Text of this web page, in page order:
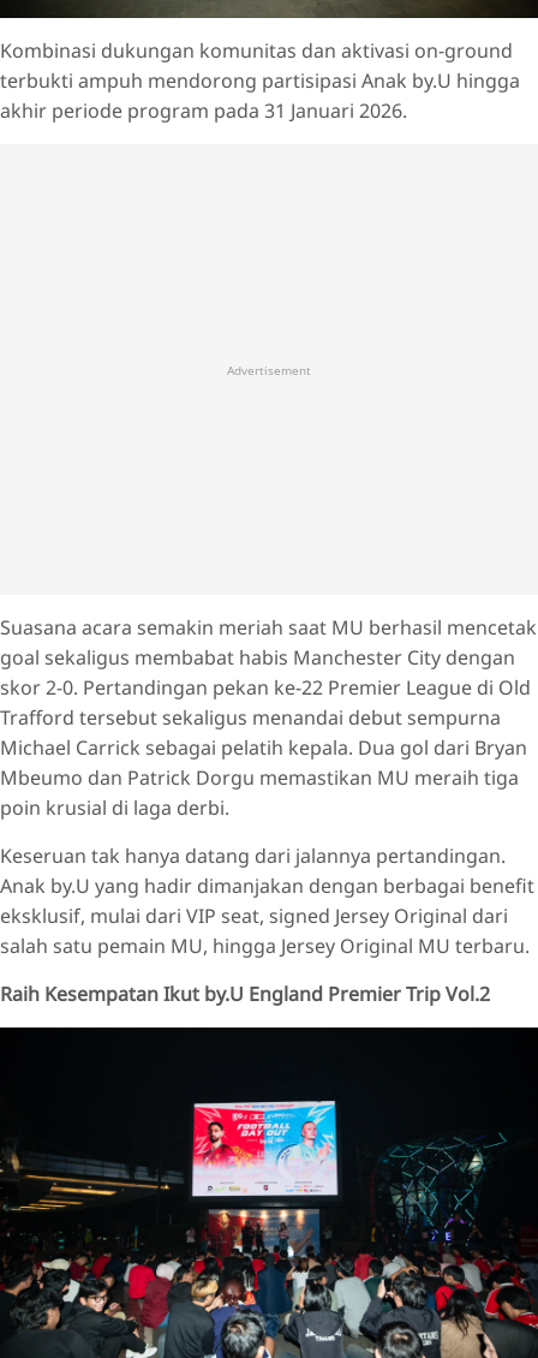
Kombinasi dukungan komunitas dan aktivasi on-ground
terbukti ampuh mendorong partisipasi Anak by.U hingga
akhir periode program pada 31 Januari 2026.
Advertisement
Suasana acara semakin meriah saat MU berhasil mencetak
goal sekaligus membabat habis Manchester City dengan
skor 2-0. Pertandingan pekan ke-22 Premier League di Old
Trafford tersebut sekaligus menandai debut sempurna
Michael Carrick sebagai pelatih kepala. Dua gol dari Bryan
Mbeumo dan Patrick Dorgu memastikan MU meraih tiga
poin krusial di laga derbi.
Keseruan tak hanya datang dari jalannya pertandingan.
Anak by.U yang hadir dimanjakan dengan berbagai benefit
eksklusif, mulai dari VIP seat, signed Jersey Original dari
salah satu pemain MU, hingga Jersey Original MU terbaru.
Raih Kesempatan Ikut by.U England Premier Trip Vol.2